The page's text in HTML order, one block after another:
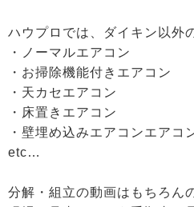
ハウプロでは、ダイキン以外
・ノーマルエアコン
・お掃除機能付きエアコン
・天カセエアコン
・床置きエアコン
・壁埋め込みエアコンエアコ
etc…
分解・組立の動画はもちろん